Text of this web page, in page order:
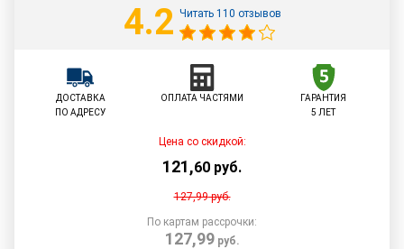
4.2 Читать 110 отзывов
ДОСТАВКА
ПО АДРЕСУ
ОПЛАТА ЧАСТЯМИ
ГАРАНТИЯ
5 ЛЕТ
Цена со скидкой:
121,60 руб.
127,99руб.
По картам рассрочки:
127,99руб.